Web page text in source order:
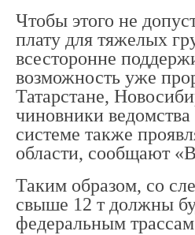
Чтобы этого не
плату для тяжелых
всесторонне
возможность уже
Татарстане,
чиновники
системе также
области, сообщают
Таким образом, со
свыше 12 т должны
федеральным